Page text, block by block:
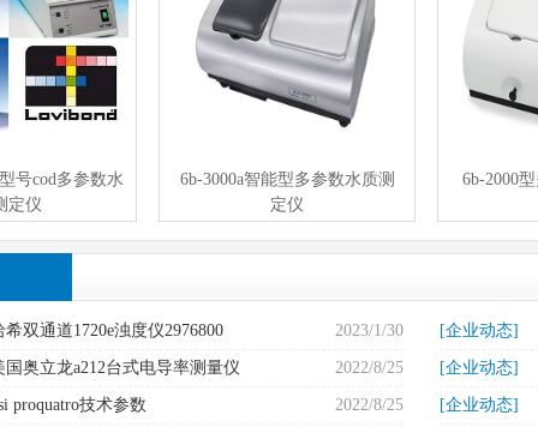
号cod多参数水
定仪
6b-3000a智能型多参数水质测
定仪
6b-2000
希双通道1720e浊度仪2976800 2023/1/30 [企业动态]
国奥立龙a212台式电导率测量仪 2022/8/25 [企业动态]
proquatro技术参数 2022/8/25 [企业动态]